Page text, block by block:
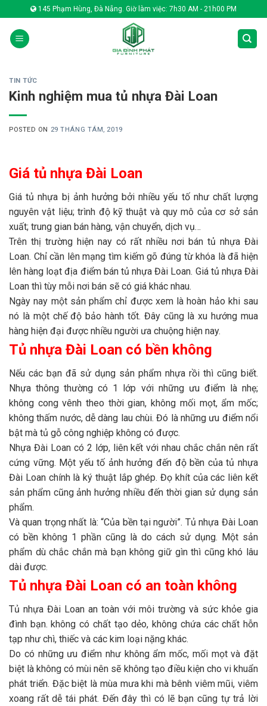
to
content
145 Phạm Hùng, Đà Nẵng. Giờ làm việc: 7h30 AM - 21h00 PM
TIN TỨC
Kinh nghiệm mua tủ nhựa Đài Loan
POSTED ON 29 THÁNG TÁM, 2019
Giá tủ nhựa Đài Loan
Giá tủ nhựa bị ảnh hưởng bởi nhiều yếu tố như chất lượng
nguyên vật liệu; trình độ kỹ thuật và quy mô của cơ sở sản
xuất; trung gian bán hàng, vận chuyển, dịch vụ…
Trên thị trường hiện nay có rất nhiều nơi bán tủ nhựa Đài
Loan. Chỉ cần lên mạng tìm kiếm gõ đúng từ khóa là đã hiện
lên hàng loạt địa điểm bán tủ nhựa Đài Loan. Giá tủ nhựa Đài
Loan thì tùy mỗi nơi bán sẽ có giá khác nhau.
Ngày nay một sản phẩm chỉ được xem là hoàn hảo khi sau
nó là một chế độ bảo hành tốt. Đây cũng là xu hướng mua
hàng hiện đại được nhiều người ưa chuộng hiện nay.
Tủ nhựa Đài Loan có bền không
Nếu các bạn đã sử dụng sản phẩm nhựa rồi thì cũng biết.
Nhựa thông thường có 1 lớp với những ưu điểm là nhẹ;
không cong vênh theo thời gian, không mối mọt, ẩm mốc;
không thấm nước, dễ dàng lau chùi. Đó là những ưu điểm nổi
bật mà tủ gỗ công nghiệp không có được.
Nhựa Đài Loan có 2 lớp, liên kết với nhau chắc chắn nên rất
cứng vững. Một yếu tố ảnh hưởng đến độ bền của tủ nhựa
Đài Loan chính là ký thuật lắp ghép. Đọ khít của các liên kết
sản phẩm cũng ảnh hưởng nhiều đến thời gian sử dụng sản
phẩm.
Và quan trọng nhất là: “Của bền tại người”. Tủ nhựa Đài Loan
có bền không 1 phần cũng là do cách sử dụng. Một sản
phẩm dù chắc chắn mà bạn không giữ gìn thì cũng khó lâu
dài được.
Tủ nhựa Đài Loan có an toàn không
Tủ nhựa Đài Loan an toàn với môi trường và sức khỏe gia
đình bạn. không có chất tạo dẻo, không chứa các chất hỗn
tạp như chì, thiếc và các kim loại nặng khác.
Do có những ưu điểm như không ẩm mốc, mối mọt và đặt
biệt là không có mùi nên sẽ không tạo điều kiện cho vi khuẩn
phát triển. Đặc biệt là mùa mưa khi mà bênh viêm mũi, viêm
xoang rất dễ tái phát. Đến đây thì có lẽ bạn cũng tự trả lời